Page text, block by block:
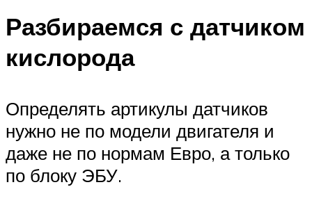
Разбираемся с датчиком
кислорода
Определять артикулы датчиков
нужно не по модели двигателя и
даже не по нормам Евро, а только
по блоку ЭБУ.